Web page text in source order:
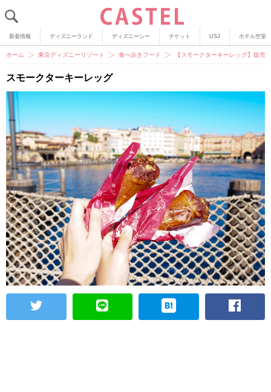
新着情報 ディズニーランド ディズニーシー チケット USJ ホテル空室
ホーム 東京ディズニーリゾート 食べ歩きフード 【スモークターキーレッグ】販売
スモークターキーレッグ